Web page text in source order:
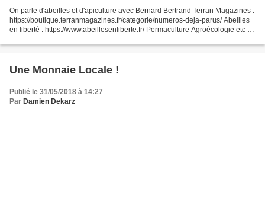
On parle d'abeilles et d'apiculture avec Bernard Bertrand Terran Magazines :
https://boutique.terranmagazines.fr/categorie/numeros-deja-parus/ Abeilles
en liberté : https://www.abeillesenliberte.fr/ Permaculture Agroécologie etc ...
Une Monnaie Locale !
Publié le 31/05/2018 à 14:27
Par Damien Dekarz